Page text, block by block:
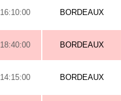
16:10:00 BORDEAUX
18:40:00 BORDEAUX
14:15:00 BORDEAUX